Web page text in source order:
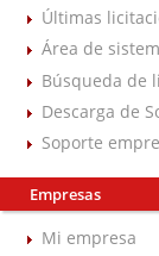
Últimas
Área de
Búsqueda de
Descarga de
Soporte
Empresas
Mi empresa